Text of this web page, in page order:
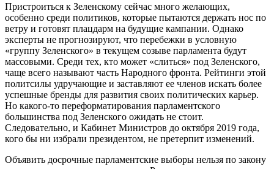
Пристроиться к Зеленскому сейчас много желающих,
особенно среди политиков, которые пытаются держать нос по
ветру и готовят плацдарм на будущие кампании. Однако
эксперты не прогнозируют, что перебежки в условную
«группу Зеленского» в текущем созыве парламента будут
массовыми. Среди тех, кто может «слиться» под Зеленского,
чаще всего называют часть Народного фронта. Рейтинги этой
политсилы удручающие и заставляют ее членов искать более
успешные бренды для развития своих политических карьер.
Но какого-то переформатирования парламентского
большинства под Зеленского ожидать не стоит.
Следовательно, и Кабинет Министров до октября 2019 года,
кого бы ни избрали президентом, не претерпит изменений.
Объявить досрочные парламентские выборы нельзя по закону